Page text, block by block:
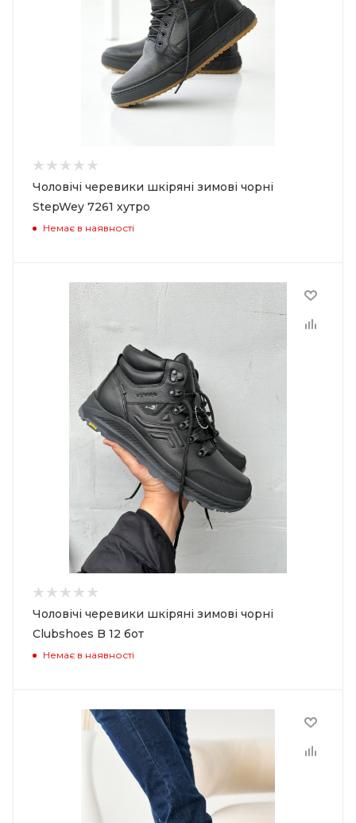
Чоловічі черевики шкіряні зимові чорні
StepWey 7261 хутро
Немає в наявності
Чоловічі черевики шкіряні зимові чорні
Clubshoes B 12 бот
Немає в наявності